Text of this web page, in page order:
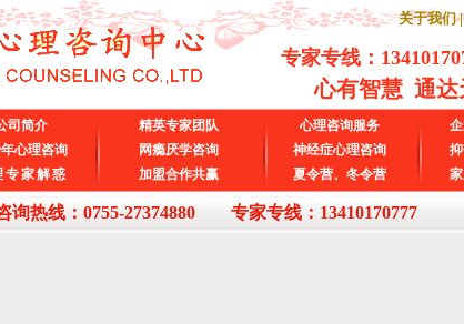
关于我们 |
专家专线：
心有智慧 通达
司简介 精英专家团队 心理咨询服务
心理咨询 网瘾厌学咨询 神经症心理咨询
专家解惑 加盟合作共赢 夏令营、冬令营
询热线：0755-27374880 专家专线：13410170777